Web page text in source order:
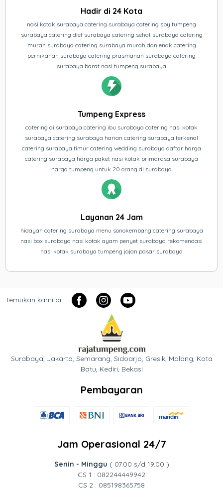
Hadir di 24 Kota
nasi kotak surabaya catering surabaya catering sby tumpeng
surabaya catering diet surabaya catering sehat surabaya catering
murah surabaya catering surabaya murah dan enak catering
pernikahan surabaya catering prasmanan surabaya catering
surabaya barat nasi tumpeng surabaya
Tumpeng Express
catering di surabaya catering ibu surabaya catering nasi kotak
surabaya catering surabaya harian catering surabaya terkenal
catering surabaya timur catering wedding surabaya daftar harga
catering surabaya harga paket nasi kotak primarasa surabaya
harga tumpeng untuk 20 orang di surabaya
Layanan 24 Jam
hidayah catering surabaya menu sonokembang catering surabaya
nasi box surabaya nasi kotak ayam penyet surabaya rekomendasi
nasi kotak surabaya tumpeng jajan pasar surabaya
Temukan kami di :
Surabaya, Jakarta, Semarang, Sidoarjo, Gresik, Malang, Kota
Batu, Kediri, Bekasi
Pembayaran
Jam Operasional 24/7
Senin - Minggu ( 07.00 s/d 19.00 )
CS 1 : 082244449942
CS 2 : 085198365758